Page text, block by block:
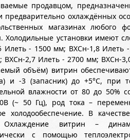
продавцом,
предварительно охлаждённых
магазинах любого
Холодильные установки имеют
Илеть - 1500 мм; ВХСн-1,8
ВХСн-2,7 Илеть - 2700 мм; ВХСн-
объём) витрин
и -3 (запасник) до +5°С, при
влажности от 80 до 50%
(~ 50 Гц), род тока –
холодообеспечение. В
Охлаждение витрин –
с помощью